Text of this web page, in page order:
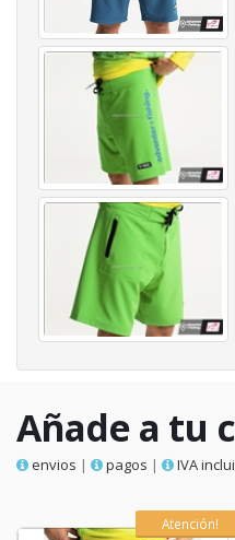
Añade a tu
envios | pagos | IVA
Atención!